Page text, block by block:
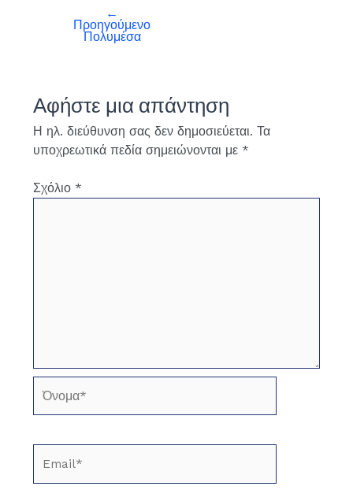
←
Προηγούμενο
Πολυμέσα
Αφήστε μια απάντηση
Η ηλ. διεύθυνση σας δεν δημοσιεύεται. Τα
υποχρεωτικά πεδία σημειώνονται με *
Σχόλιο *